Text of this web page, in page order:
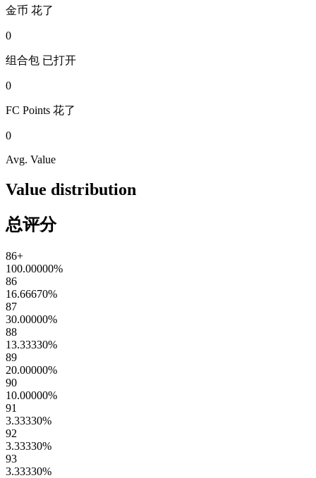
金币 花了
0
组合包 已打开
0
FC Points 花了
0
Avg. Value
Value distribution
总评分
86+
100.00000%
86
16.66670%
87
30.00000%
88
13.33330%
89
20.00000%
90
10.00000%
91
3.33330%
92
3.33330%
93
3.33330%